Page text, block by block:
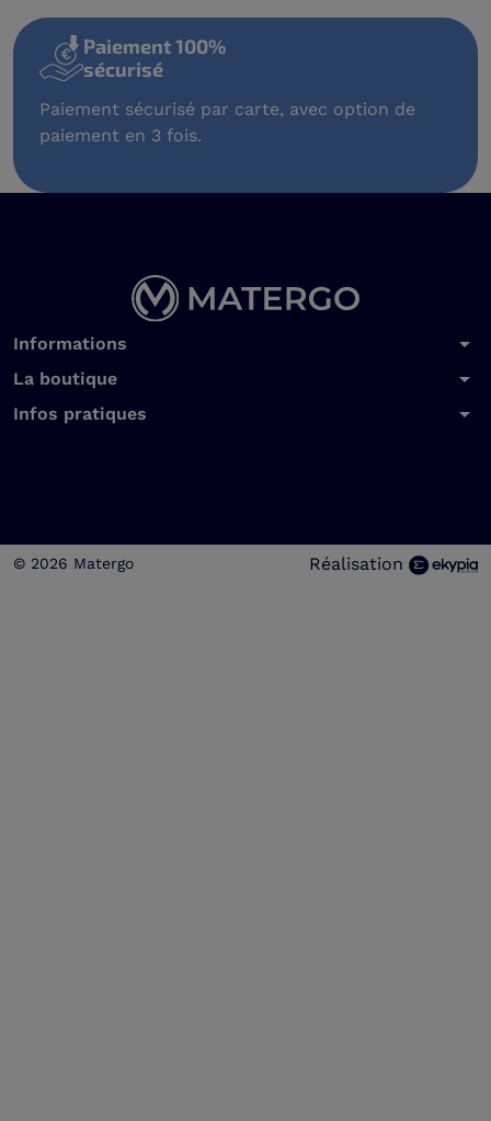
Paiement 100%
sécurisé
Paiement sécurisé par carte, avec option de
paiement en 3 fois.
Informations arrow_drop_down
La boutique arrow_drop_down
Infos pratiques arrow_drop_down
© 2026 Matergo Réalisation